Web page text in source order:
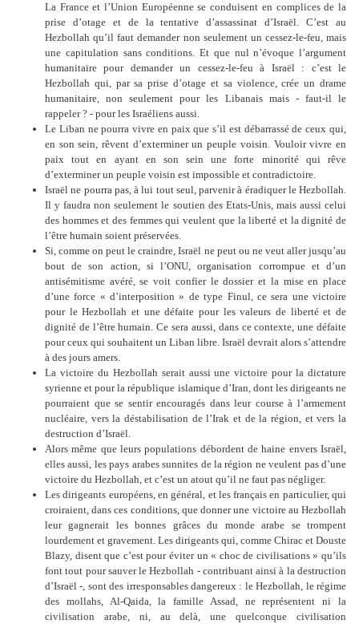
La France et l’Union Européenne se conduisent en complices de la
prise d’otage et de la tentative d’assassinat d’Israël. C’est au
Hezbollah qu’il faut demander non seulement un cessez-le-feu, mais
une capitulation sans conditions. Et que nul n’évoque l’argument
humanitaire pour demander un cessez-le-feu à Israël : c’est le
Hezbollah qui, par sa prise d’otage et sa violence, crée un drame
humanitaire, non seulement pour les Libanais mais - faut-il le
rappeler ? - pour les Israéliens aussi.
Le Liban ne pourra vivre en paix que s’il est débarrassé de ceux qui,
en son sein, rêvent d’exterminer un peuple voisin. Vouloir vivre en
paix tout en ayant en son sein une forte minorité qui rêve
d’exterminer un peuple voisin est impossible et contradictoire.
Israël ne pourra pas, à lui tout seul, parvenir à éradiquer le Hezbollah.
Il y faudra non seulement le soutien des Etats-Unis, mais aussi celui
des hommes et des femmes qui veulent que la liberté et la dignité de
l’être humain soient préservées.
Si, comme on peut le craindre, Israël ne peut ou ne veut aller jusqu’au
bout de son action, si l’ONU, organisation corrompue et d’un
antisémitisme avéré, se voit confier le dossier et la mise en place
d’une force « d’interposition » de type Finul, ce sera une victoire
pour le Hezbollah et une défaite pour les valeurs de liberté et de
dignité de l’être humain. Ce sera aussi, dans ce contexte, une défaite
pour ceux qui souhaitent un Liban libre. Israël devrait alors s’attendre
à des jours amers.
La victoire du Hezbollah serait aussi une victoire pour la dictature
syrienne et pour la république islamique d’Iran, dont les dirigeants ne
pourraient que se sentir encouragés dans leur course à l’armement
nucléaire, vers la déstabilisation de l’Irak et de la région, et vers la
destruction d’Israël.
Alors même que leurs populations débordent de haine envers Israël,
elles aussi, les pays arabes sunnites de la région ne veulent pas d’une
victoire du Hezbollah, et c’est un atout qu’il ne faut pas négliger.
Les dirigeants européens, en général, et les français en particulier, qui
croiraient, dans ces conditions, que donner une victoire au Hezbollah
leur gagnerait les bonnes grâces du monde arabe se trompent
lourdement et gravement. Les dirigeants qui, comme Chirac et Douste
Blazy, disent que c’est pour éviter un « choc de civilisations » qu’ils
font tout pour sauver le Hezbollah - contribuant ainsi à la destruction
d’Israël -, sont des irresponsables dangereux : le Hezbollah, le régime
des mollahs, Al-Qaida, la famille Assad, ne représentent ni la
civilisation arabe, ni, au delà, une quelconque civilisation